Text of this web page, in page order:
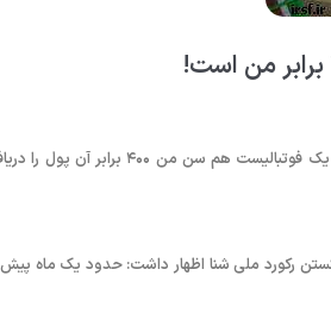
شناگر جوان تیم ملی با بیان اینکه شنا رشته مظلومی است، گفت: فصل گذشته قراردادی امضا کردم که امسال یک فوتبالیست هم سن من ۴۰۰
رکورد ملی شنا اظهار داشت: حدود یک ماه